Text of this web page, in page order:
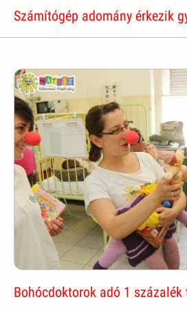
Számítógép adomány érkezik
Bohócdoktorok adó 1